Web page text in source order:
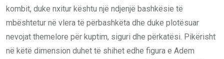
kombit, duke nxitur kështu një ndjenjë bashkësie të
mbështetur në vlera të përbashkëta dhe duke plotësuar
nevojat themelore për kuptim, siguri dhe përkatësi. Pikërisht
në këtë dimension duhet të shihet edhe figura e Adem